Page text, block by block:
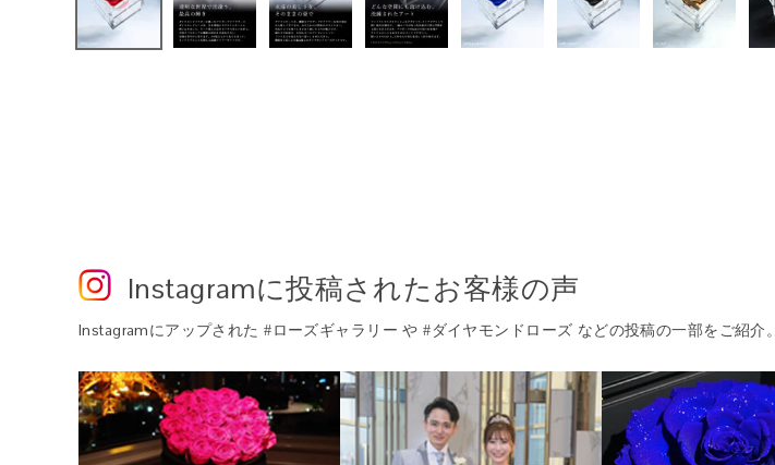
Instagramに投稿されたお客様の声
Instagram にアップされた #ローズギャラリー や #ダイヤモンドローズ などの投稿の一部をご紹介。